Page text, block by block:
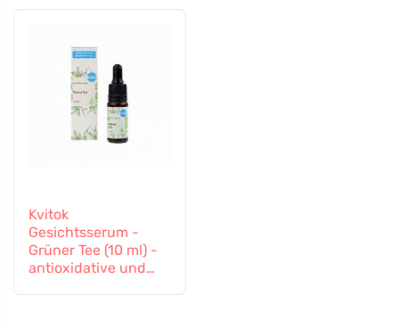
Kvitok
Gesichtsserum -
Grüner Tee (10 ml) -
antioxidative und